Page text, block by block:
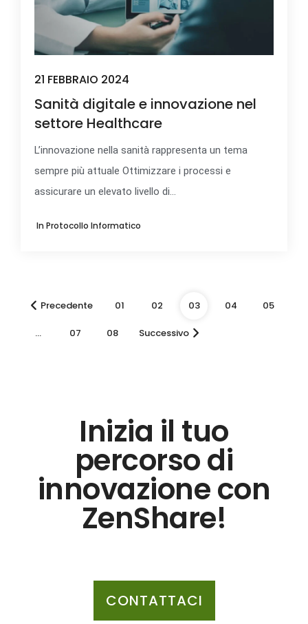
21 FEBBRAIO 2024
Sanità digitale e innovazione nel
settore Healthcare
L’innovazione nella sanità rappresenta un tema
sempre più attuale Ottimizzare i processi e
assicurare un elevato livello di...
In Protocollo Informatico
Precedente 01 02 03 04 05
… 07 08 Successivo
Inizia il tuo
percorso di
innovazione con
ZenShare!
CONTATTACI